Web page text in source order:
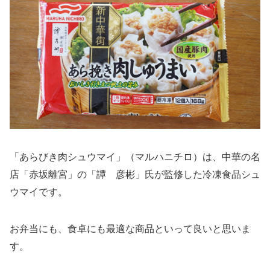
「あらびき肉シュウマイ」（マルハニチロ）は、中華の名
店「赤坂離宮」の「譚 彦彬」氏が監修した冷凍食品シュ
ウマイです。
お弁当にも、食卓にも最適な商品といって良いと思いま
す。